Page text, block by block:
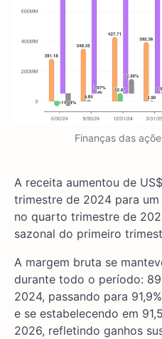
Finanças das
A receita aumentou de
trimestre de 2024 para
no quarto trimestre de
sazonal do primeiro
A margem bruta se
durante todo o período:
2024, passando para
e se estabelecendo em
2026, refletindo ganhos